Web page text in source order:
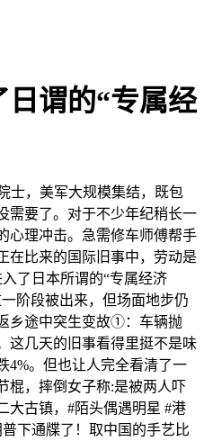
日谓的“专属经
，美军大规模集结，既包
需要了。对于不少年纪稍长一
心理冲击。急需修车师傅帮手
在比来的国际旧事中，劳动是
了日本所谓的“专属经济
阶段被出来，但场面地步仍
乡途中突生变故①：车辆抛
这几天的旧事看得里挺不是味
4%。但也让人完全看清了一
棍，摔倒女子称:是被两人吓
大古镇，#陌头偶遇明星 #港
下通牒了！取中国的手艺比